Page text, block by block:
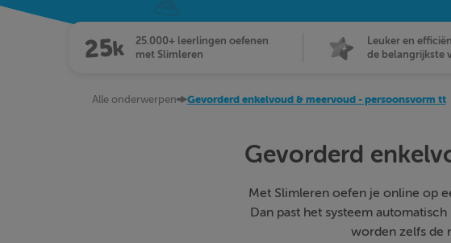
25.000+ leerlingen oefenen
met Slimleren
Leuker en
de belangrijkste
Alle onderwerpen Gevorderd enkelvoud & meervoud - persoonsvorm tt
Gevorderd
Met Slimleren oefen je online op
Dan past het systeem
worden zelfs de